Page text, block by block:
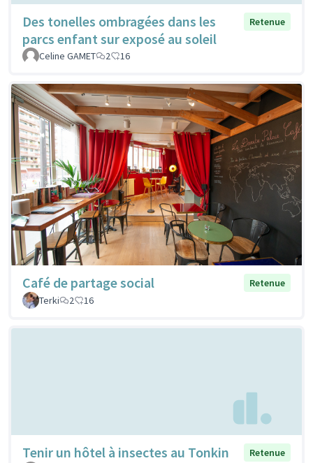
Des tonelles ombragées dans les
parcs enfant sur exposé au soleil
Retenue
Celine GAMET 2 16
Café de partage social
Retenue
Terki
2 16
Tenir un hôtel à insectes au Tonkin
Retenue